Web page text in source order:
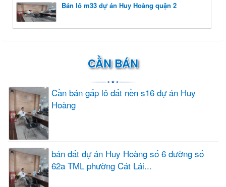
Bán lô m33 dự án Huy Hoàng quận 2
CẦN BÁN
Cần bán gấp lô đất nền s16 dự án Huy
Hoàng
bán đất dự án Huy Hoàng số 6 đường số
62a TML phường Cát Lái...